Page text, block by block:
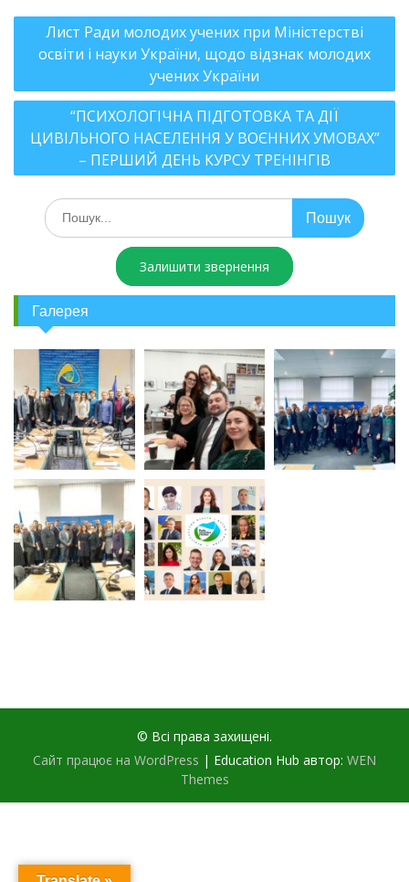
Лист Ради молодих учених при Міністерстві
освіти і науки України, щодо відзнак молодих
учених України
“ПСИХОЛОГІЧНА ПІДГОТОВКА ТА ДІЇ
ЦИВІЛЬНОГО НАСЕЛЕННЯ У ВОЄННИХ УМОВАХ”
– ПЕРШИЙ ДЕНЬ КУРСУ ТРЕНІНГІВ
Залишити звернення
Галерея
© Всі права захищені.
Сайт працює на WordPress | Education Hub автор: WEN
Themes